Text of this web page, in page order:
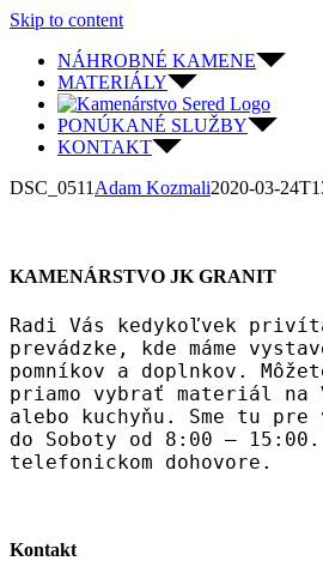
Skip to content
NÁHROBNÉ KAMENE
MATERIÁLY
PONÚKANÉ SLUŽBY
KONTAKT
DSC_0511 Adam Kozmali2020-03-
KAMENÁRSTVO JK GRANIT
Radi Vás kedykoľvek
prevádzke, kde máme
pomníkov a doplnkov.
priamo vybrať materiál na
alebo kuchyňu. Sme tu pre
do Soboty od 8:00 –
telefonickom dohovore.
Kontakt